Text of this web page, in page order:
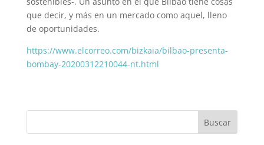
que decir, y más en un mercado como aquel, lleno
de oportunidades.
https://www.elcorreo.com/bizkaia/bilbao-presenta-
bombay-20200312210044-nt.html